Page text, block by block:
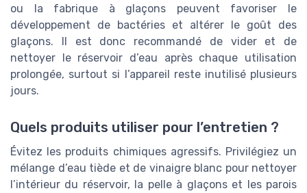
ou la fabrique à glaçons peuvent favoriser le
développement de bactéries et altérer le goût des
glaçons. Il est donc recommandé de vider et de
nettoyer le réservoir d’eau après chaque utilisation
prolongée, surtout si l’appareil reste inutilisé plusieurs
jours.
Quels produits utiliser pour l’entretien ?
Évitez les produits chimiques agressifs. Privilégiez un
mélange d’eau tiède et de vinaigre blanc pour nettoyer
l’intérieur du réservoir, la pelle à glaçons et les parois